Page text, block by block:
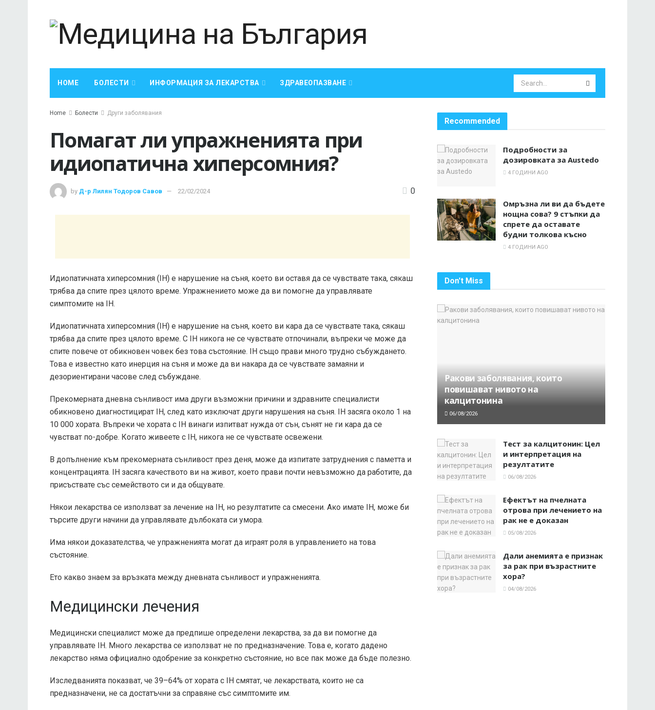
HOME БОЛЕСТИ ИНФОРМАЦИЯ ЗА ЛЕКАРСТВА ЗДРАВЕОПАЗВАНЕ
Home Болести Други заболявания
Помагат ли упражненията при
идиопатична хиперсомния?
by Д-р Лилян Тодоров Савов 22/02/2024 0
Идиопатичната хиперсомния (IH) е нарушение на съня, което ви оставя да се чувствате така, сякаш
трябва да спите през цялото време. Упражнението може да ви помогне да управлявате
симптомите на IH.
Идиопатичната хиперсомния (IH) е нарушение на съня, което ви кара да се чувствате така, сякаш
трябва да спите през цялото време. С IH никога не се чувствате отпочинали, въпреки че може да
спите повече от обикновен човек без това състояние. IH също прави много трудно събуждането.
Това е известно като инерция на съня и може да ви накара да се чувствате замаяни и
дезориентирани часове след събуждане.
Прекомерната дневна сънливост има други възможни причини и здравните специалисти
обикновено диагностицират IH, след като изключат други нарушения на съня. IH засяга около 1 на
10 000 хората. Въпреки че хората с IH винаги изпитват нужда от сън, сънят не ги кара да се
чувстват по-добре. Когато живеете с IH, никога не се чувствате освежени.
В допълнение към прекомерната сънливост през деня, може да изпитате затруднения с паметта и
концентрацията. IH засяга качеството ви на живот, което прави почти невъзможно да работите, да
присъствате със семейството си и да общувате.
Някои лекарства се използват за лечение на IH, но резултатите са смесени. Ако имате IH, може би
търсите други начини да управлявате дълбоката си умора.
Има някои доказателства, че упражненията могат да играят роля в управлението на това
състояние.
Ето какво знаем за връзката между дневната сънливост и упражненията.
Медицински лечения
Медицински специалист може да предпише определени лекарства, за да ви помогне да
управлявате IH. Много лекарства се използват не по предназначение. Това е, когато дадено
лекарство няма официално одобрение за конкретно състояние, но все пак може да бъде полезно.
Изследванията показват, че 39–64% от хората с IH смятат, че лекарствата, които не са
предназначени, не са достатъчни за справяне със симптомите им.
Recommended
Подробности за
дозировката за Austedo
4 ГОДИНИ AGO
Омръзна ли ви да бъдете
нощна сова? 9 стъпки да
спрете да оставате
будни толкова късно
4 ГОДИНИ AGO
Don't Miss
Ракови заболявания, които
повишават нивото на
калцитонина
06/08/2026
Тест за калцитонин: Цел
и интерпретация на
резултатите
06/08/2026
Ефектът на пчелната
отрова при лечението на
рак не е доказан
05/08/2026
Дали анемията е признак
за рак при възрастните
хора?
04/08/2026